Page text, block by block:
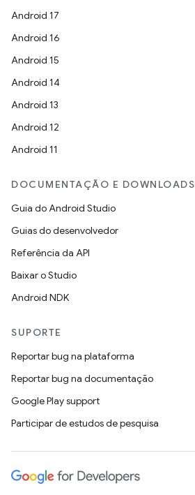
Android 17
Android 16
Android 15
Android 14
Android 13
Android 12
Android 11
DOCUMENTAÇÃO E DOWNLOADS
Guia do Android Studio
Guias do desenvolvedor
Referência da API
Baixar o Studio
Android NDK
SUPORTE
Reportar bug na plataforma
Reportar bug na documentação
Google Play support
Participar de estudos de pesquisa